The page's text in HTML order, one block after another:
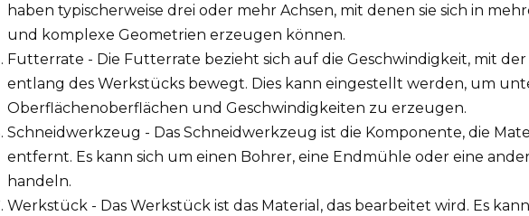
haben typischerweise drei oder mehr Achsen, mit denen sie sich in
und komplexe Geometrien erzeugen können.
Futterrate - Die Futterrate bezieht sich auf die Geschwindigkeit, mit
entlang des Werkstücks bewegt. Dies kann eingestellt werden, um
Oberflächenoberflächen und Geschwindigkeiten zu erzeugen.
Schneidwerkzeug - Das Schneidwerkzeug ist die Komponente, die
entfernt. Es kann sich um einen Bohrer, eine Endmühle oder eine
handeln.
Werkstück - Das Werkstück ist das Material, das bearbeitet wird. Es